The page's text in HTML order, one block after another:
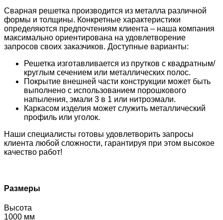
Сварная решетка производится из металла различной
формы и толщины. Конкретные характеристики
определяются предпочтениям клиента – наша компания
максимально ориентирована на удовлетворение
запросов своих заказчиков. Доступные варианты:
Решетка изготавливается из прутков с квадратным/
круглым сечением или металлических полос.
Покрытие внешней части конструкции может быть
выполнено с использованием порошкового
напыления, эмали 3 в 1 или нитроэмали.
Каркасом изделия может служить металлический
профиль или уголок.
Наши специалисты готовы удовлетворить запросы
клиента любой сложности, гарантируя при этом высокое
качество работ!
Размеры
Высота
1000 мм